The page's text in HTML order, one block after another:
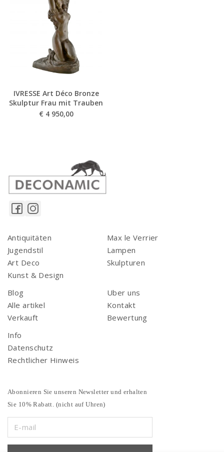
IVRESSE Art Déco Bronze
Skulptur Frau mit Trauben
€ 4 950,00
Antiquitäten
Jugendstil
Art Deco
Kunst & Design
Max le Verrier
Lampen
Skulpturen
Blog
Alle artikel
Verkauft
Uber uns
Kontakt
Bewertung
Info
Datenschutz
Rechtlicher Hinweis
Abonnieren Sie unseren Newsletter und erhalten
Sie 10% Rabatt. (nicht auf Uhren)